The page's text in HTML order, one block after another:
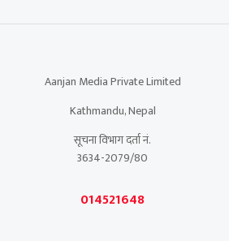
Aanjan Media Private Limited
Kathmandu, Nepal
सूचना विभाग दर्ता नं.
3634-2079/80
014521648